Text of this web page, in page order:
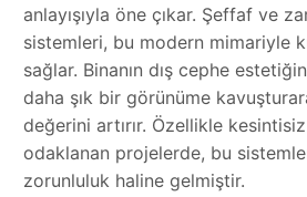
anlayışıyla öne çıkar. Şeffaf ve
sistemleri, bu modern mimariyle
sağlar. Binanın dış cephe
daha şık bir görünüme
değerini artırır. Özellikle
odaklanan projelerde, bu
zorunluluk haline gelmiştir.